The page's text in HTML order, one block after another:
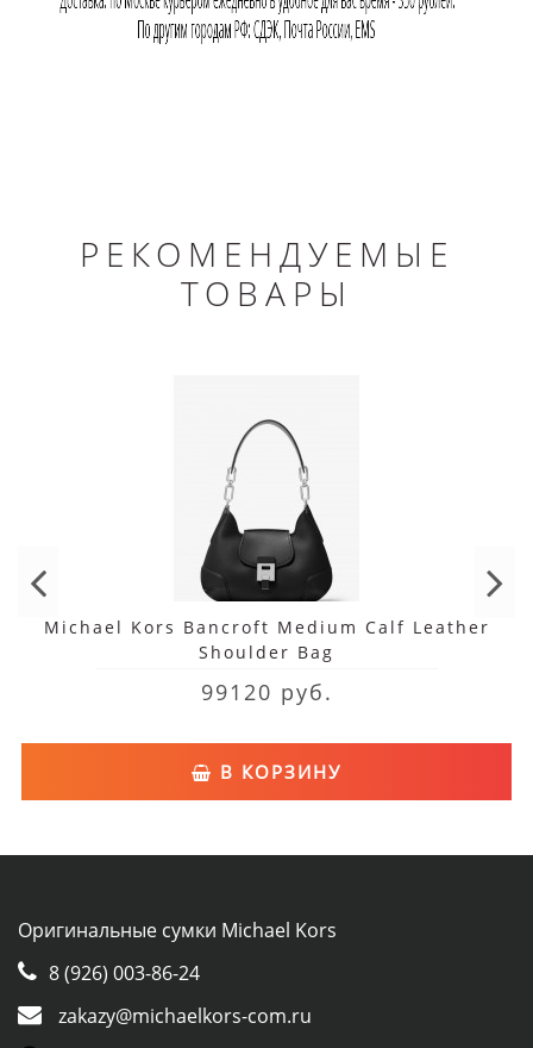
РЕКОМЕНДУЕМЫЕ
ТОВАРЫ
Michael Kors Bancroft Medium Calf Leather
Shoulder Bag
99120 руб.
В КОРЗИНУ
Оригинальные сумки Michael Kors
8 (926) 003-86-24
zakazy@michaelkors-com.ru